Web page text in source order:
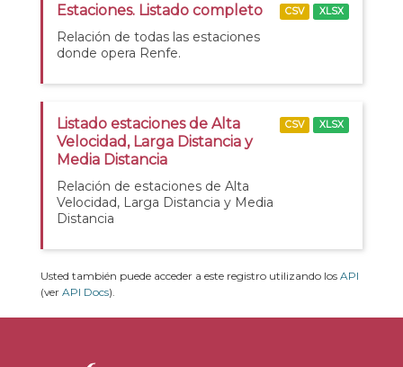
Estaciones. Listado completo
Relación de todas las estaciones
donde opera Renfe.
CSV XLSX
Listado estaciones de Alta
Velocidad, Larga Distancia y
Media Distancia
Relación de estaciones de Alta
Velocidad, Larga Distancia y Media
Distancia
CSV XLSX
Usted también puede acceder a este registro utilizando los API
(ver API Docs).